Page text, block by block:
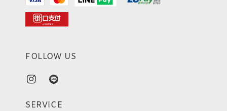
FOLLOW US
SERVICE